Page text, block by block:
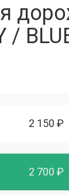
/
2 150 ₽
2 700 ₽